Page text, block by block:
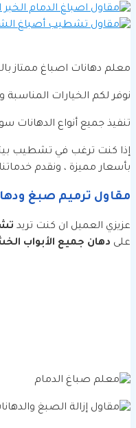
معلم دهانات اصباغ ممتاز
نوفر لكم الخيارات
تنفيذ جميع أنواع الدهانات
إذا كنت ترغب في تشطيب
بأسعار مميزة ، ونقدم
مقاول ترميم صبغ
عزيزي العميل ان كنت تريد
على دهان جميع الأبواب